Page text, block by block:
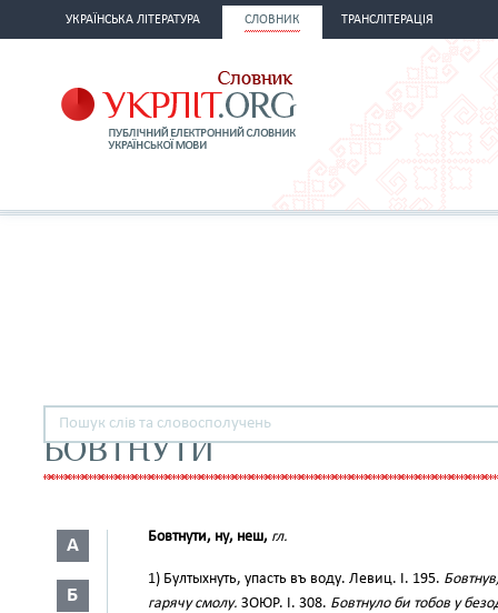
УКРАЇНСЬКА ЛІТЕРАТУРА СЛОВНИК ТРАНСЛІТЕРАЦІЯ
БОВТНУТИ
А
Б
Бовтнути, ну, неш, гл.
1) Бултыхнуть, упасть въ воду. Левиц. І. 195.
гарячу смолу. ЗОЮР. І. 308. Бовтнуло би тобов у